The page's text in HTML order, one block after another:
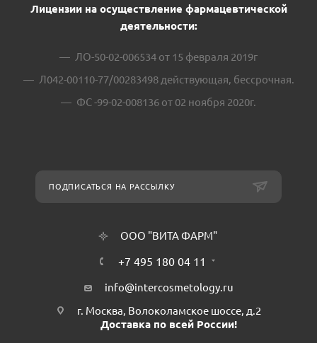
Лицензии на осуществление фармацевтической
деятельности:
ЛО-50-02-006534 от 15 февраля 2019г
Л042-00110-77/00283498 действующая, бессрочная.
ФС -99-02-008136 от 02 ноября 2020г.
ПОДПИСАТЬСЯ НА РАССЫЛКУ
ООО "ВИТА ФАРМ"
+7 495 180 04 11
info@intercosmetology.ru
г. Москва, Волоколамское шоссе, д.2
Доставка по всей России!